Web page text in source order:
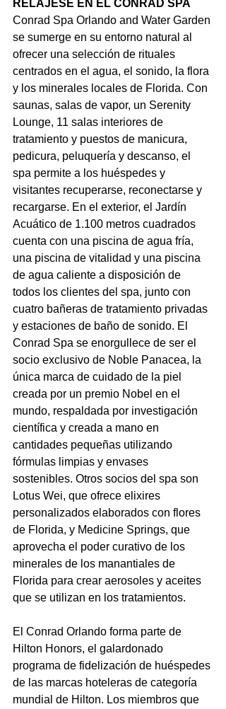
RELÁJESE EN EL CONRAD SPA
Conrad Spa Orlando and Water Garden
se sumerge en su entorno natural al
ofrecer una selección de rituales
centrados en el agua, el sonido, la flora
y los minerales locales de Florida. Con
saunas, salas de vapor, un Serenity
Lounge, 11 salas interiores de
tratamiento y puestos de manicura,
pedicura, peluquería y descanso, el
spa permite a los huéspedes y
visitantes recuperarse, reconectarse y
recargarse. En el exterior, el Jardín
Acuático de 1.100 metros cuadrados
cuenta con una piscina de agua fría,
una piscina de vitalidad y una piscina
de agua caliente a disposición de
todos los clientes del spa, junto con
cuatro bañeras de tratamiento privadas
y estaciones de baño de sonido. El
Conrad Spa se enorgullece de ser el
socio exclusivo de Noble Panacea, la
única marca de cuidado de la piel
creada por un premio Nobel en el
mundo, respaldada por investigación
científica y creada a mano en
cantidades pequeñas utilizando
fórmulas limpias y envases
sostenibles. Otros socios del spa son
Lotus Wei, que ofrece elixires
personalizados elaborados con flores
de Florida, y Medicine Springs, que
aprovecha el poder curativo de los
minerales de los manantiales de
Florida para crear aerosoles y aceites
que se utilizan en los tratamientos.
El Conrad Orlando forma parte de
Hilton Honors, el galardonado
programa de fidelización de huéspedes
de las marcas hoteleras de categoría
mundial de Hilton. Los miembros que